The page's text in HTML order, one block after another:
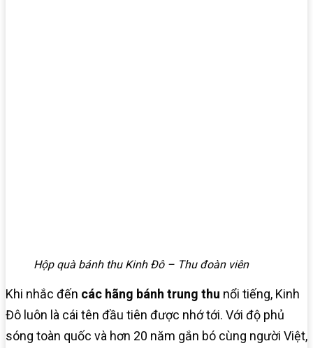
Hộp quà bánh thu Kinh Đô – Thu đoàn viên
Khi nhắc đến các hãng bánh trung thu nổi tiếng, Kinh
Đô luôn là cái tên đầu tiên được nhớ tới. Với độ phủ
sóng toàn quốc và hơn 20 năm gắn bó cùng người Việt,